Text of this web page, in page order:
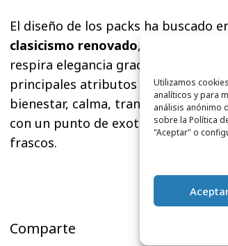
Utilizamos
analíticos y para
análisis anónimo
sobre la Política
"Aceptar" o
El diseño de los packs ha buscado
clasicismo renovado, con el color
respira elegancia gracias a sus
principales atributos de los
bienestar, calma, tranquilidad y
con un punto de exotismo oriental
frascos.
Comparte